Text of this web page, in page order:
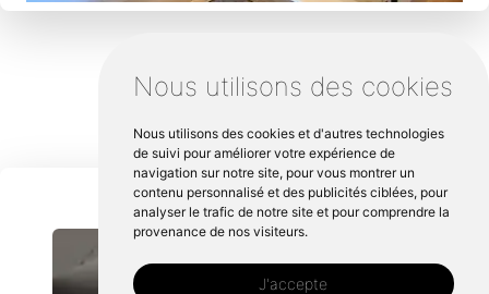
Nous utilisons des cookies
Nous utilisons des cookies et d'autres technologies
de suivi pour améliorer votre expérience de
navigation sur notre site, pour vous montrer un
contenu personnalisé et des publicités ciblées, pour
analyser le trafic de notre site et pour comprendre la
provenance de nos visiteurs.
J'accepte